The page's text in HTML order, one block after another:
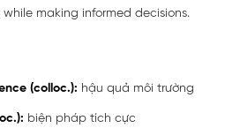
while making informed decisions.
(colloc.): hậu quả môi trường
biện pháp tích cực